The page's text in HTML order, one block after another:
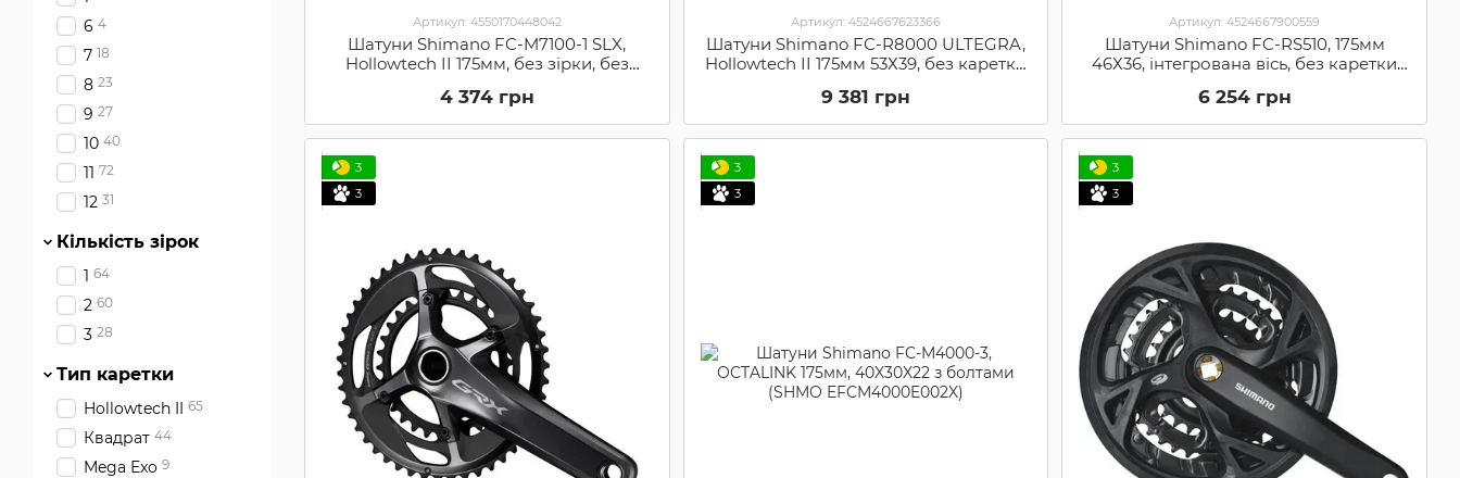
Артикул: 4550170448042
Шатуни Shimano FC-M7100-1 SLX,
Hollowtech II 175мм, без зірки, без
4 374 грн
Артикул: 4524667623366
Шатуни Shimano FC-R8000 ULTEGRA,
Hollowtech II 175мм 53Х39, без каретки
9 381 грн
Артикул: 4524667900559
Шатуни Shimano FC-RS510, 175мм
46Х36, інтегрована вісь, без каретки
6 254 грн
3
3
3
3
3
3
6 4
7 18
8 23
9 27
10 40
11 72
12 31
Кількість зірок
1 64
2 60
3 28
Тип каретки
Hollowtech II 65
Квадрат 44
Mega Exo 9